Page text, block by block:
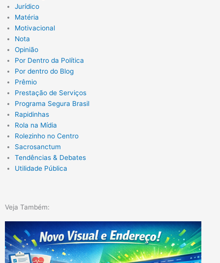
Jurídico
Matéria
Motivacional
Nota
Opinião
Por Dentro da Política
Por dentro do Blog
Prêmio
Prestação de Serviços
Programa Segura Brasil
Rapidinhas
Rola na Mídia
Rolezinho no Centro
Sacrosanctum
Tendências & Debates
Utilidade Pública
Veja Também: